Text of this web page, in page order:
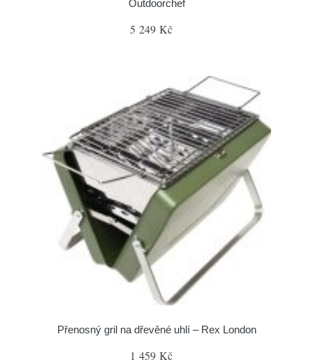
Outdoorchef
5 249 Kč
Přenosný gril na dřevěné uhlí – Rex London
1 459 Kč